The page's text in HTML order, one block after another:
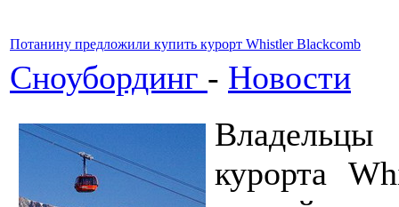
Потанину предложили купить курорт Whistler Blackcomb
Сноубординг - Новости
курорта